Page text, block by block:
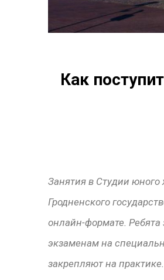
Как
Занятия в Студии юного
Гродненского
онлайн-формате.
экзаменам на
закрепляют на